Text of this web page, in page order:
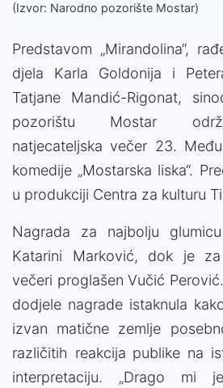
(Izvor: Narodno pozorište Mostar)
Predstavom „Mirandolina“,
djela Karla Goldonija i
Tatjane Mandić-Rigonat,
pozorištu Mostar
natjecateljska večer 23.
komedije „Mostarska liska“.
u produkciji Centra za kulturu
Nagrada za najbolju
Katarini Marković, dok je
večeri proglašen Vučić
dodjele nagrade istaknula
izvan matične zemlje
različitih reakcija publike na
interpretaciju. „Drago mi